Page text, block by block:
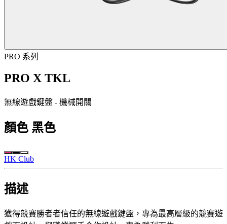
PRO 系列
PRO X TKL
無線遊戲鍵盤 - 機械開關
顏色 黑色
HK Club
描述
獲得競賽勝者者信任的無線遊戲鍵盤，專為最高層級的競賽遊